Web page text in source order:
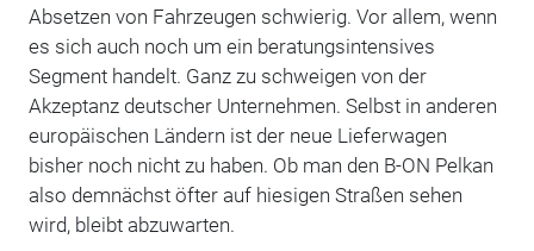
Absetzen von Fahrzeugen schwierig. Vor allem, wenn
es sich auch noch um ein beratungsintensives
Segment handelt. Ganz zu schweigen von der
Akzeptanz deutscher Unternehmen. Selbst in anderen
europäischen Ländern ist der neue Lieferwagen
bisher noch nicht zu haben. Ob man den B-ON Pelkan
also demnächst öfter auf hiesigen Straßen sehen
wird, bleibt abzuwarten.